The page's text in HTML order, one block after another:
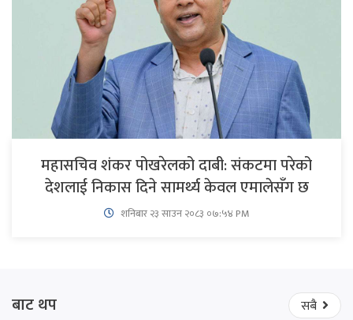
महासचिव शंकर पोखरेलको दाबी: संकटमा परेको
देशलाई निकास दिने सामर्थ्य केवल एमालेसँग छ
शनिबार २३ साउन २०८३ ०७:५४ PM
बाट थप सबै